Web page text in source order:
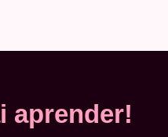
aprender!